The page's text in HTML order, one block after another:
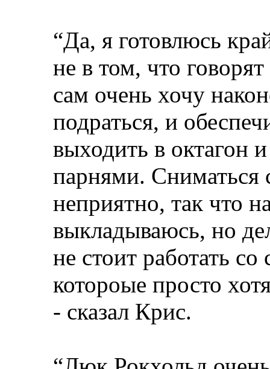
“Да, я готовлюсь
не в том, что
сам очень хочу
подраться, и
выходить в октагон
парнями. Сниматься
неприятно, так что
выкладываюсь, но
не стоит работать
котороые просто
- сказал Крис.